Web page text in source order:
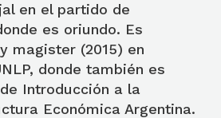
en el partido de
es oriundo. Es
magister (2015) en
donde también es
Introducción a la
Económica Argentina.